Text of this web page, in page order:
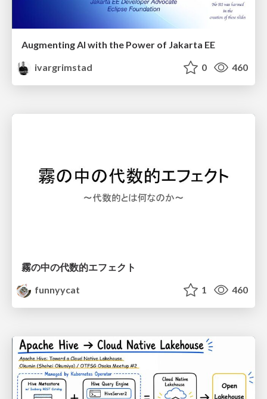
Augmenting AI with the Power of Jakarta EE
ivargrimstad
0 460
霧の中の代数的エフェクト
funnyycat
1 460